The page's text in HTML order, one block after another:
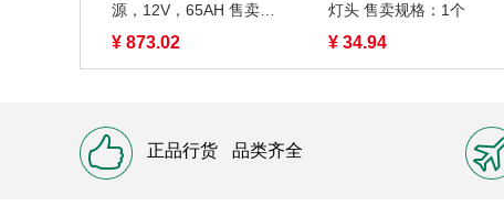
源，12V，65AH 售卖规
格：1块
¥ 873.02
灯头 售卖规格：1个
¥ 34.94
正品行货 品类齐全